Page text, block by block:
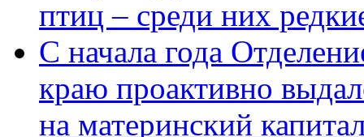
птиц – среди них
С начала года
краю проактивно
на материнский